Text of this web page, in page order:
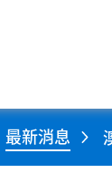
最新消息